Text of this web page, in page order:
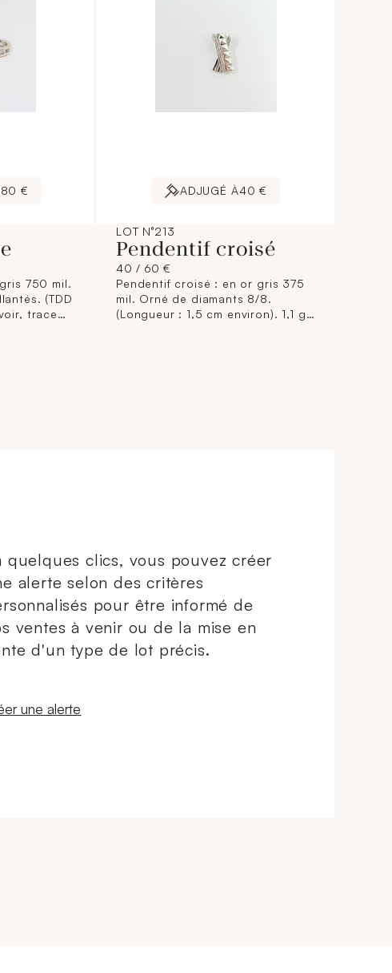
€
750 mil.
(TDD
trace
ADJUGÉ À40 €
LOT N°213
Pendentif croisé
40 / 60 €
Pendentif croisé : en or gris 375
mil. Orné de diamants 8/8.
(Longueur : 1,5 cm environ). 1,1 g.
quelques clics, vous pouvez créer
alerte selon des critères
pour être informé de
ventes à venir ou de la mise en
d'un type de lot précis.
fenêtre
une alerte